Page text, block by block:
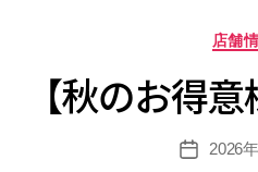
店舗
【秋のお得
投
2026